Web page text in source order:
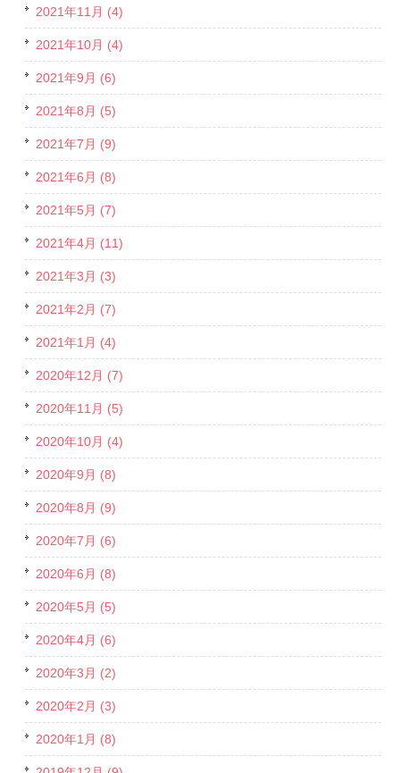
2021年11月 (4)
2021年10月 (4)
2021年9月 (6)
2021年8月 (5)
2021年7月 (9)
2021年6月 (8)
2021年5月 (7)
2021年4月 (11)
2021年3月 (3)
2021年2月 (7)
2021年1月 (4)
2020年12月 (7)
2020年11月 (5)
2020年10月 (4)
2020年9月 (8)
2020年8月 (9)
2020年7月 (6)
2020年6月 (8)
2020年5月 (5)
2020年4月 (6)
2020年3月 (2)
2020年2月 (3)
2020年1月 (8)